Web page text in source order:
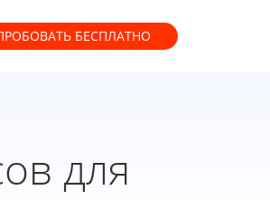
БЕСПЛАТНО
для